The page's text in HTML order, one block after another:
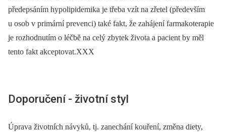
předepsáním hypolipidemika je třeba vzít na zřetel (především
u osob v primární prevenci) také fakt, že zahájení farmakoterapie
je rozhodnutím o léčbě na celý zbytek života a pacient by měl
tento fakt akceptovat.XXX
Doporučení -⁠ životní styl
Úprava životních návyků, tj. zanechání kouření, změna diety,